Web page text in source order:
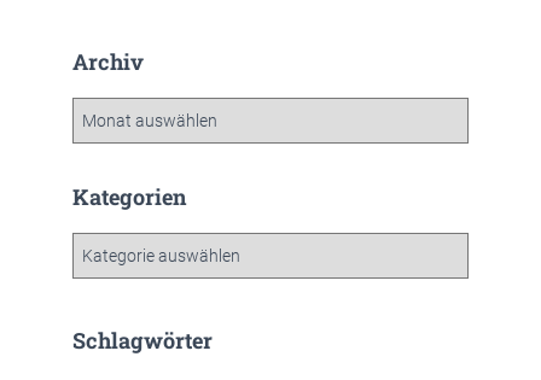
Archiv
h
Kategorien
g
Schlagwörter